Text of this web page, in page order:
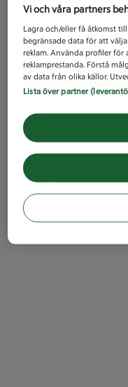
Vi och våra partners
Lagra och/eller få åtkomst
begränsade data för att
reklam. Använda profiler för
reklamprestanda. Förstå
av data från olika källor.
Lista över partner